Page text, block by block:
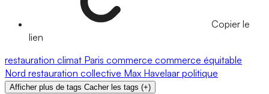
Copier le
lien
restauration climat Paris commerce commerce équitable
Nord restauration collective Max Havelaar politique
Afficher plus de tags Cacher les tags (+)